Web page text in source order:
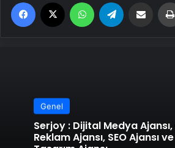
Genel
Serjoy : Dijital Medya Ajansı, Google
Reklam Ajansı, SEO Ajansı